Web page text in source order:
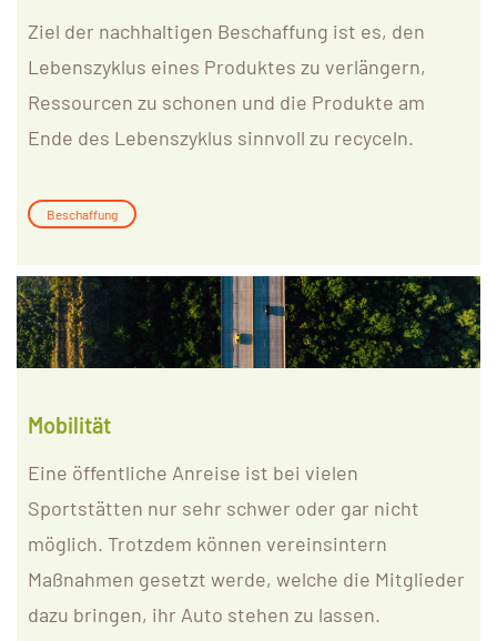
Ziel der nachhaltigen Beschaffung ist es, den
Lebenszyklus eines Produktes zu verlängern,
Ressourcen zu schonen und die Produkte am
Ende des Lebenszyklus sinnvoll zu recyceln.
Beschaffung
Mobilität
Eine öffentliche Anreise ist bei vielen
Sportstätten nur sehr schwer oder gar nicht
möglich. Trotzdem können vereinsintern
Maßnahmen gesetzt werde, welche die Mitglieder
dazu bringen, ihr Auto stehen zu lassen.